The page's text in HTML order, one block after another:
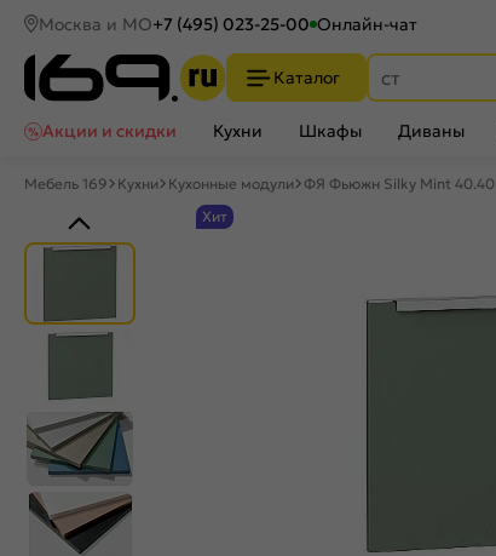
Москва и МО+7 (495) 023-25-00 Онлайн-чат
Каталог
Акции и скидки
Кухни Шкафы Диваны
Мебель 169 Кухни Кухонные модули ФЯ Фьюжн Silky Mint 40.40
Хит